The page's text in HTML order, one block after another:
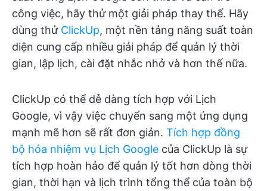
công việc, hãy thử một giải pháp thay thế. Hãy
dùng thử ClickUp, một nền tảng năng suất toàn
diện cung cấp nhiều giải pháp để quản lý thời
gian, lập lịch, cài đặt nhắc nhở và hơn thế nữa.
ClickUp có thể dễ dàng tích hợp với Lịch
Google, vì vậy việc chuyển sang một ứng dụng
mạnh mẽ hơn sẽ rất đơn giản. Tích hợp đồng
bộ hóa nhiệm vụ Lịch Google của ClickUp là sự
tích hợp hoàn hảo để quản lý tốt hơn dòng thời
gian, thời hạn và lịch trình tổng thể của toàn bộ